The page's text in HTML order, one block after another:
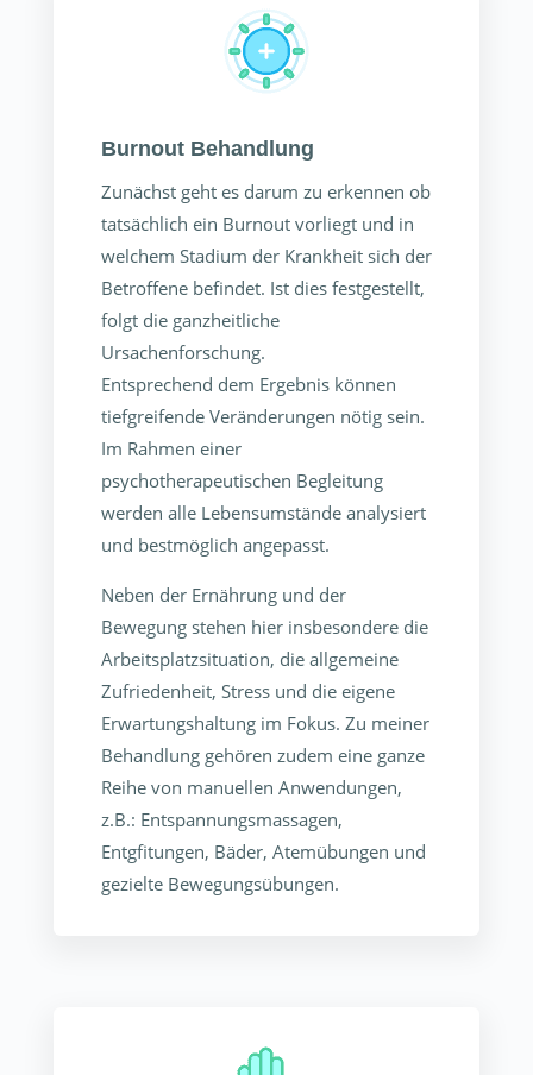
Burnout Behandlung
Zunächst geht es darum zu erkennen ob
tatsächlich ein Burnout vorliegt und in
welchem Stadium der Krankheit sich der
Betroffene befindet. Ist dies festgestellt,
folgt die ganzheitliche
Ursachenforschung.
Entsprechend dem Ergebnis können
tiefgreifende Veränderungen nötig sein.
Im Rahmen einer
psychotherapeutischen Begleitung
werden alle Lebensumstände analysiert
und bestmöglich angepasst.
Neben der Ernährung und der
Bewegung stehen hier insbesondere die
Arbeitsplatzsituation, die allgemeine
Zufriedenheit, Stress und die eigene
Erwartungshaltung im Fokus. Zu meiner
Behandlung gehören zudem eine ganze
Reihe von manuellen Anwendungen,
z.B.: Entspannungsmassagen,
Entgfitungen, Bäder, Atemübungen und
gezielte Bewegungsübungen.